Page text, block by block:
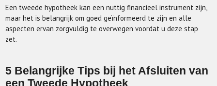
Een tweede hypotheek kan een nuttig financieel instrument zijn,
maar het is belangrijk om goed geïnformeerd te zijn en alle
aspecten ervan zorgvuldig te overwegen voordat u deze stap
zet.
5 Belangrijke Tips bij het Afsluiten van
een Tweede Hypotheek